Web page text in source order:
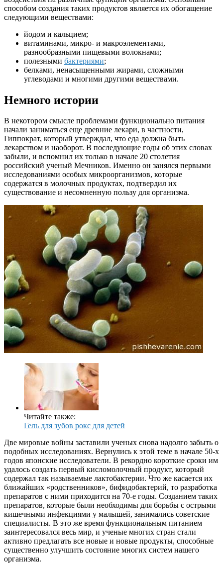
способом создания таких продуктов является их обогащение
следующими веществами:
йодом и кальцием;
витаминами, микро- и макроэлементами,
разнообразными пищевыми волокнами;
полезными бактериями;
белками, ненасыщенными жирами, сложными
углеводами и многими другими веществами.
Немного истории
В некотором смысле проблемами функционально питания
начали заниматься еще древние лекари, в частности,
Гиппократ, который утверждал, что еда должна быть
лекарством и наоборот. В последующие годы об этих словах
забыли, и вспомнил их только в начале 20 столетия
российский ученый Мечников. Именно он занялся первыми
исследованиями особых микроорганизмов, которые
содержатся в молочных продуктах, подтвердил их
существование и несомненную пользу для организма.
Читайте также:
Гель для зубов рокс для детей
Две мировые войны заставили ученых снова надолго забыть о
подобных исследованиях. Вернулись к этой теме в начале 50-х
годов японские исследователи. В рекордно короткие сроки им
удалось создать первый кисломолочный продукт, который
содержал так называемые лактобактерии. Что же касается их
ближайших «родственников», бифидобактерий, то разработка
препаратов с ними приходится на 70-е годы. Созданием таких
препаратов, которые были необходимы для борьбы с острыми
кишечными инфекциями у малышей, занимались советские
специалисты. В это же время функциональным питанием
заинтересовался весь мир, и ученые многих стран стали
активно предлагать все новые и новые продукты, способные
существенно улучшить состояние многих систем нашего
организма.